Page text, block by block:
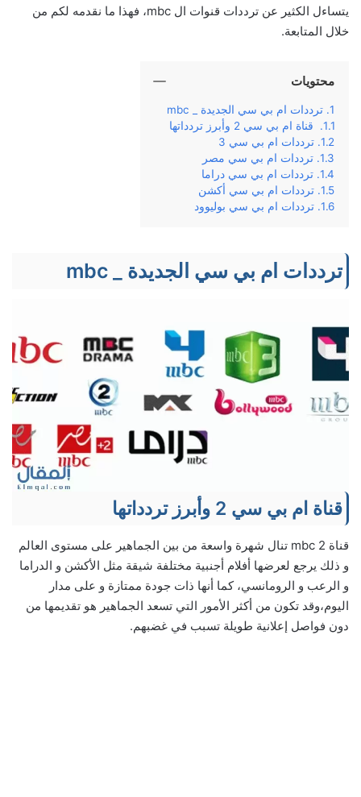
يتساءل الكثير عن ترددات قنوات ال mbc، فهذا ما نقدمه لكم من
خلال المتابعة.
محتويات
ترددات ام بي سي الجديدة _ mbc
قناة ام بي سي 2 وأبرز تردداتها
ترددات ام بي سي 3
ترددات ام بي سي مصر
ترددات ام بي سي دراما
ترددات ام بي سي أكشن
ترددات ام بي سي بوليوود
ترددات ام بي سي الجديدة _ mbc
قناة ام بي سي 2 وأبرز تردداتها
قناة mbc 2 تنال شهرة واسعة من بين الجماهير على مستوى العالم
و ذلك يرجع لعرضها أفلام أجنبية مختلفة شيقة مثل الأكشن و الدراما
و الرعب و الرومانسي، كما أنها ذات جودة ممتازة و على مدار
اليوم،وقد تكون من أكثر الأمور التي تسعد الجماهير هو تقديمها من
دون فواصل إعلانية طويلة تسبب في غضبهم.